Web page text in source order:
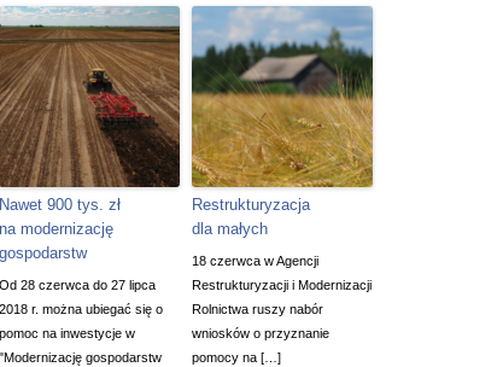
Nawet 900 tys. zł
na modernizację
gospodarstw
Od 28 czerwca do 27 lipca
2018 r. można ubiegać się o
pomoc na inwestycje w
"Modernizację gospodarstw
Restrukturyzacja
dla małych
18 czerwca w Agencji
Restrukturyzacji i Modernizacji
Rolnictwa ruszy nabór
wniosków o przyznanie
pomocy na […]